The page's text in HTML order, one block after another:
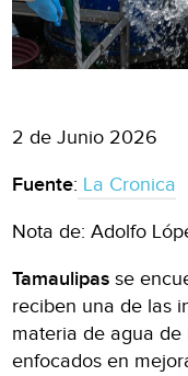
2 de Junio 2026
Fuente: La Cronica
Nota de: Adolfo
Tamaulipas se
reciben una de las
materia de agua de
enfocados en